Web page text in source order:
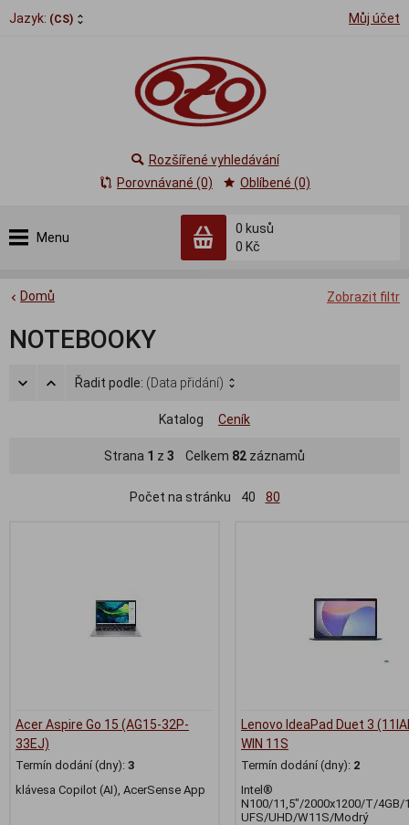
Jazyk: (CS) Můj účet
Menu
0 kusů
0 Kč
Rozšířené vyhledávání
Porovnávané (0)
Oblíbené (0)
Zobrazit filtr
Domů
NOTEBOOKY
Řadit podle: (Data přidání)
Katalog Ceník
Strana 1 z 3 Celkem 82 záznamů
Počet na stránku 40 80
Acer Aspire Go 15 (AG15-32P-
33EJ)
Termín dodání (dny): 3
klávesa Copilot (AI), AcerSense App
Lenovo IdeaPad Duet 3
WIN 11S
Termín dodání (dny): 2
Intel®
N100/11,5"/2000x1200/T/4GB/
UFS/UHD/W11S/Modrý